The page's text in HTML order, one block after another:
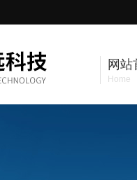
网站
Home